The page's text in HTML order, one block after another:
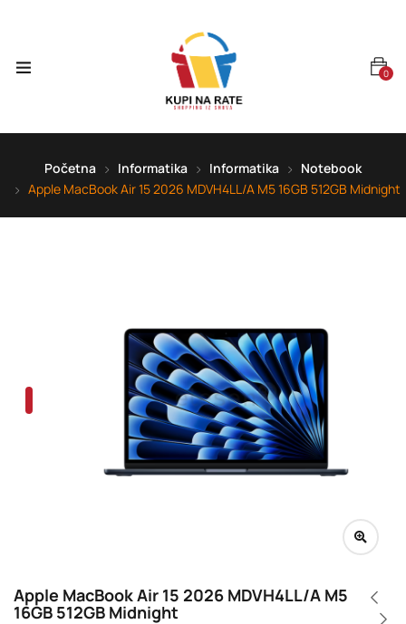
0
Početna Informatika Informatika
Notebook
Apple MacBook Air 15 2026 MDVH4LL/A M5 16GB 512GB Midnight
Apple MacBook Air 15 2026 MDVH4LL/A M5
16GB 512GB Midnight